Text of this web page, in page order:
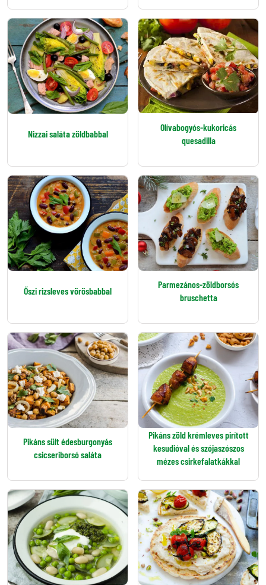
Nizzai saláta zöldbabbal
Olívabogyós-kukoricás
quesadilla
Őszi rizsleves vörösbabbal
Parmezános-zöldborsós
bruschetta
Pikáns sült édesburgonyás
csicseriborsó saláta
Pikáns zöld krémleves pirított
kesudióval és szójaszószos
mézes csirkefalatkákkal